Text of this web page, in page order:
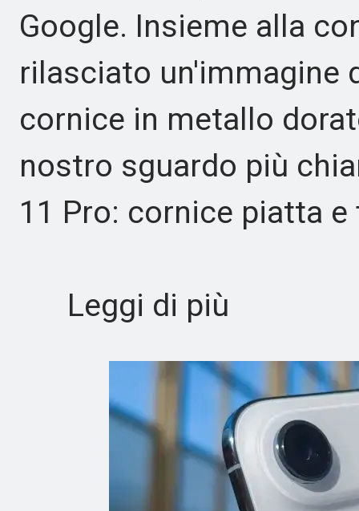
Google. Insieme alla
rilasciato un'immagine
cornice in metallo
nostro sguardo più
11 Pro: cornice piatta
Leggi di più